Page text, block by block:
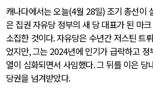
캐나다에서는 오늘(4월 28일) 조기 총선이
은 집권 자유당 정부의 새 당 대표가 된 마
소집한 것이다.자유당은 수년간 저스틴 트
었지만,그는 2024년에 인기가 급락하고
열이 심화되면서 사임했다.그 뒤를 이은 당
당권을 넘겨받았다.